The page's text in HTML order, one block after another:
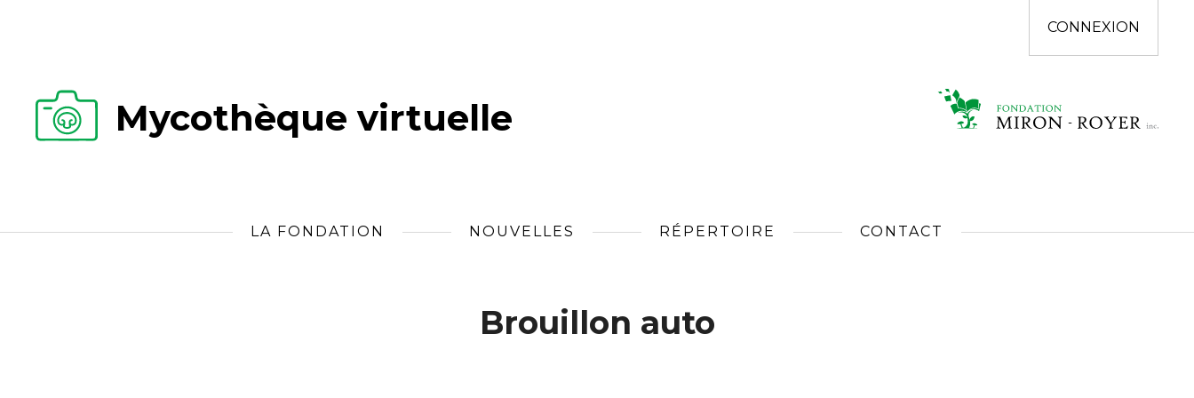
CONNEXION
Mycothèque virtuelle
LA FONDATION NOUVELLES RÉPERTOIRE CONTACT
Brouillon auto